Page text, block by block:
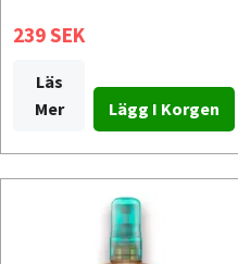
239 SEK
Läs
Mer